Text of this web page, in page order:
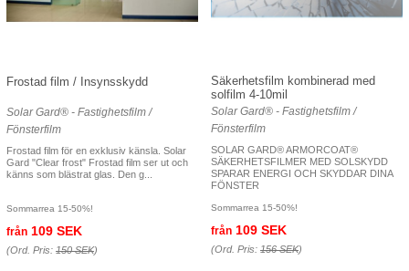
Frostad film / Insynsskydd
Solar Gard® - Fastighetsfilm /
Fönsterfilm
Frostad film för en exklusiv känsla. Solar
Gard "Clear frost" Frostad film ser ut och
känns som blästrat glas. Den g...
Sommarrea 15-50%!
från 109 SEK
(Ord. Pris: 150 SEK)
Säkerhetsfilm kombinerad med
solfilm 4-10mil
Solar Gard® - Fastighetsfilm /
Fönsterfilm
SOLAR GARD® ARMORCOAT®
SÄKERHETSFILMER MED SOLSKYDD
SPARAR ENERGI OCH SKYDDAR DINA
FÖNSTER
Sommarrea 15-50%!
från 109 SEK
(Ord. Pris: 156 SEK)